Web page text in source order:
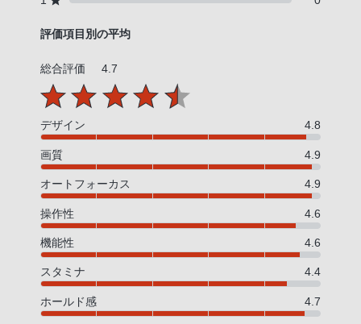
評価項目別の平均
総合評価 4.7
デザイン 4.8
画質 4.9
オートフォーカス 4.9
操作性 4.6
機能性 4.6
スタミナ 4.4
ホールド感 4.7